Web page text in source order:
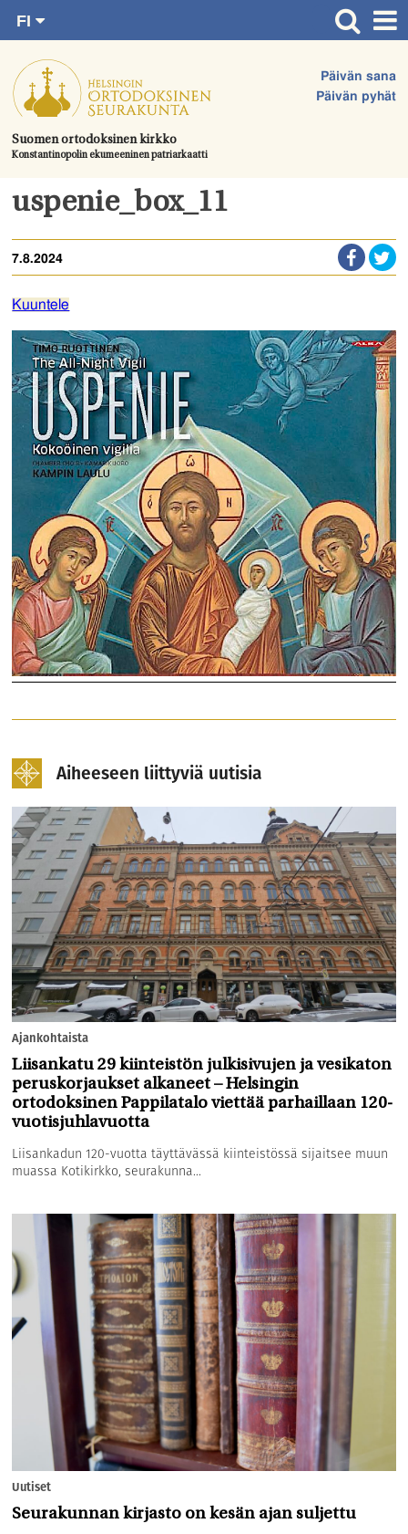
suoraan
sisältöön.
Suomen ortodoksinen kirkko
Konstantinopolin ekumeeninen patriarkaatti
Päivän sana
Päivän pyhät
FI
SV
EN
UA
Etusivu
Ajankohtaista
Juhlat & toimitukset
Kirkot
Tule mukaan
Hautausmaa
Yhteystiedot
uspenie_box_11
7.8.2024
Kuuntele
Aiheeseen liittyviä uutisia
Ajankohtaista
Liisankatu 29 kiinteistön julkisivujen ja vesikaton
peruskorjaukset alkaneet – Helsingin
ortodoksinen Pappilatalo viettää parhaillaan 120-
vuotisjuhlavuotta
Liisankadun 120-vuotta täyttävässä kiinteistössä sijaitsee muun
muassa Kotikirkko, seurakunna...
Uutiset
Seurakunnan kirjasto on kesän ajan suljettu